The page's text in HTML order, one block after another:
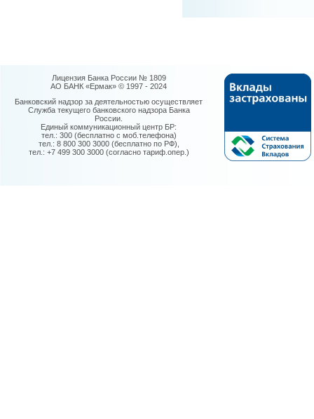
Лицензия Банка России № 1809
АО БАНК «Ермак» © 1997 - 2024
Банковский надзор за деятельностью осуществляет
Служба текущего банковского надзора Банка
России.
Единый коммуникационный центр БР:
тел.: 300 (бесплатно с моб.телефона)
тел.: 8 800 300 3000 (бесплатно по РФ),
тел.: +7 499 300 3000 (согласно тариф.опер.)